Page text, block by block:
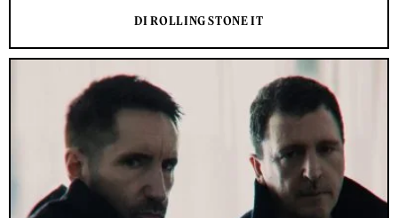
DI ROLLING STONE IT